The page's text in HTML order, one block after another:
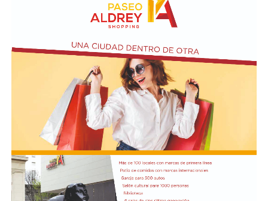
y esquivar lo que puedan llegar a ser las declaraciones de
los mandatarios más influyentes de la región en apoyo a
Flavio Bolsonaro.
La cancillería de Brasil convocó inicialmente al
embajador por las duras declaraciones del presidente
Javier Milei contra Lula da Silva, al que tildó de “ladrón y
presidiario”, en el acto del candidato presidencial Flávio
Bolsonaro.
Luego volvieron a citarlo al Palacio de Itamaraty (el
Ministerio de Relaciones Exteriores brasileño), donde le
transmitieron la decisión de reducir el nivel de
representación, y que puede volver a la Argentina. La